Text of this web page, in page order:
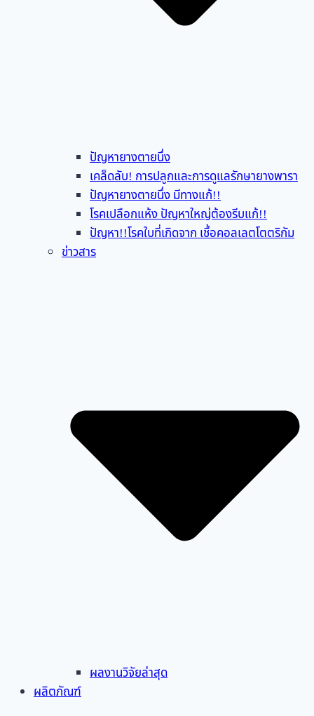
ปัญหายางตายนึ่ง
เคล็ดลับ! การปลูกและการดูแลรักษายางพารา
ปัญหายางตายนึ่ง มีทางแก้!!
โรคเปลือกแห้ง ปัญหาใหญ่ต้องรีบแก้!!
ปัญหา!!โรคใบที่เกิดจาก เชื้อคอลเลตโตตริกัม
ข่าวสาร
ผลงานวิจัยล่าสุด
ผลิตภัณฑ์